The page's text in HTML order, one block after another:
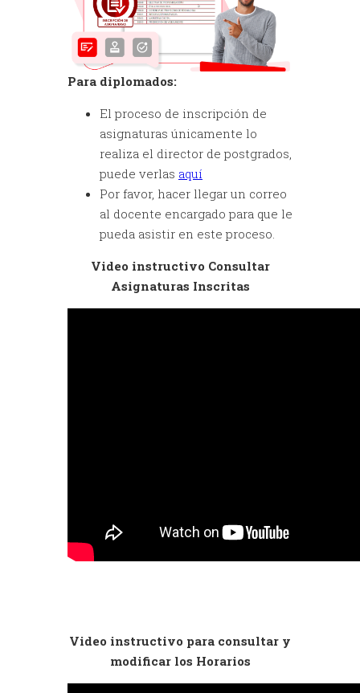
Para diplomados:
El proceso de inscripción de
asignaturas únicamente lo
realiza el director de postgrados,
puede verlas aquí
Por favor, hacer llegar un correo
al docente encargado para que le
pueda asistir en este proceso.
Video instructivo Consultar
Asignaturas Inscritas
Video instructivo para consultar y
modificar los Horarios